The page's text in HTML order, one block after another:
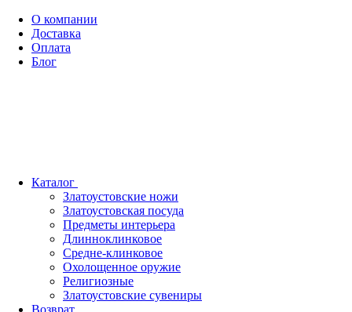
О компании
Доставка
Оплата
Блог
Каталог
Златоустовские ножи
Златоустовская посуда
Предметы интерьера
Длинноклинковое
Средне-клинковое
Охолощенное оружие
Религиозные
Златоустовские сувениры
Возврат